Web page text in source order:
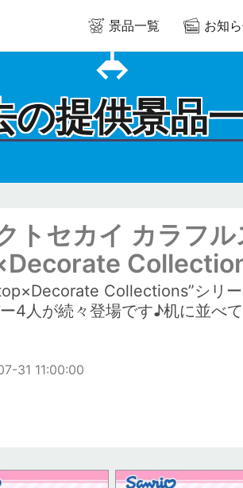
景品一覧 お知
の提供景品
トセカイ カラフ
Collections”シリ
4人が続々登場です♪机に並べ
31 11:00:00